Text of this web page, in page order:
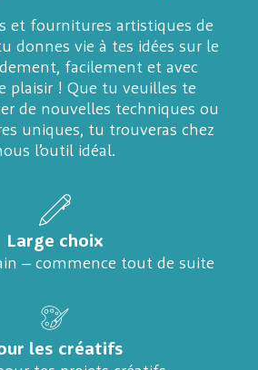
et fournitures artistiques de
donnes vie à tes idées sur le
facilement et avec
plaisir ! Que tu veuilles te
de nouvelles techniques ou
uniques, tu trouveras chez
l’outil idéal.
Large choix
– commence tout de suite
les créatifs